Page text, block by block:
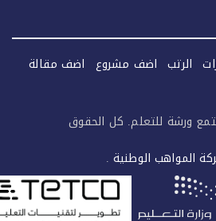
اضف مشروع اضف مقالة
مجتمع ورشة للتعلم. كل الحقوق
الوطنية.